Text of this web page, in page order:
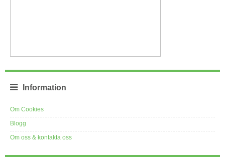
Information
Om Cookies
Blogg
Om oss & kontakta oss